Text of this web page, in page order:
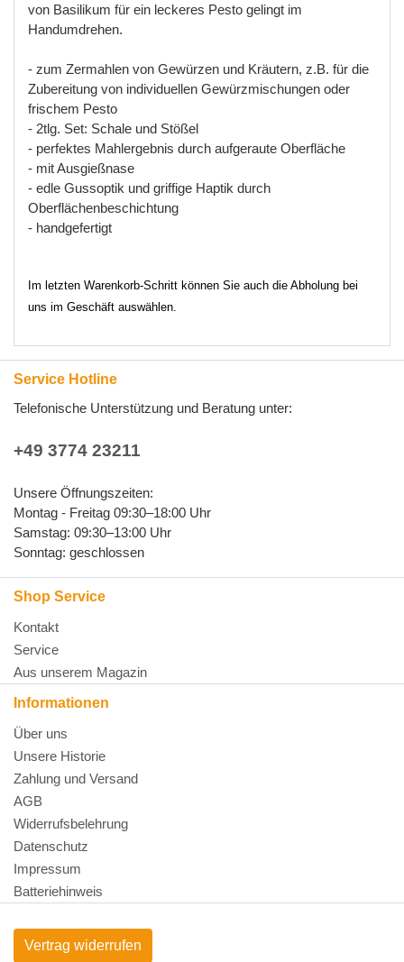
von Basilikum für ein leckeres Pesto gelingt im
Handumdrehen.
- zum Zermahlen von Gewürzen und Kräutern, z.B. für die
Zubereitung von individuellen Gewürzmischungen oder
frischem Pesto
- 2tlg. Set: Schale und Stößel
- perfektes Mahlergebnis durch aufgeraute Oberfläche
- mit Ausgießnase
- edle Gussoptik und griffige Haptik durch
Oberflächenbeschichtung
- handgefertigt
Im letzten Warenkorb-Schritt können Sie auch die Abholung bei
uns im Geschäft auswählen.
Service Hotline
Telefonische Unterstützung und Beratung unter:
+49 3774 23211
Unsere Öffnungszeiten:
Montag - Freitag 09:30–18:00 Uhr
Samstag: 09:30–13:00 Uhr
Sonntag: geschlossen
Shop Service
Kontakt
Service
Aus unserem Magazin
Informationen
Über uns
Unsere Historie
Zahlung und Versand
AGB
Widerrufsbelehrung
Datenschutz
Impressum
Batteriehinweis
Vertrag widerrufen